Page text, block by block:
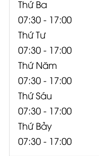
Thứ Ba
07:30 - 17:00
Thứ Tư
07:30 - 17:00
Thứ Năm
07:30 - 17:00
Thứ Sáu
07:30 - 17:00
Thứ Bảy
07:30 - 17:00